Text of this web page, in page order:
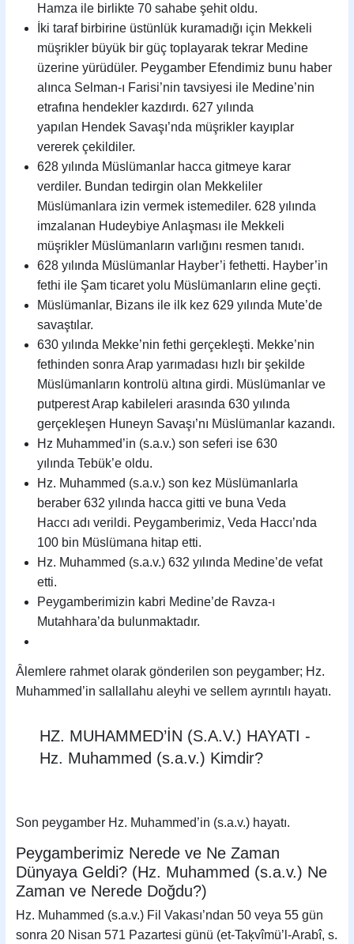
Hamza ile birlikte 70 sahabe şehit oldu.
İki taraf birbirine üstünlük kuramadığı için Mekkeli
müşrikler büyük bir güç toplayarak tekrar Medine
üzerine yürüdüler. Peygamber Efendimiz bunu haber
alınca Selman-ı Farisi’nin tavsiyesi ile Medine’nin
etrafına hendekler kazdırdı. 627 yılında
yapılan Hendek Savaşı’nda müşrikler kayıplar
vererek çekildiler.
628 yılında Müslümanlar hacca gitmeye karar
verdiler. Bundan tedirgin olan Mekkeliler
Müslümanlara izin vermek istemediler. 628 yılında
imzalanan Hudeybiye Anlaşması ile Mekkeli
müşrikler Müslümanların varlığını resmen tanıdı.
628 yılında Müslümanlar Hayber’i fethetti. Hayber’in
fethi ile Şam ticaret yolu Müslümanların eline geçti.
Müslümanlar, Bizans ile ilk kez 629 yılında Mute’de
savaştılar.
630 yılında Mekke’nin fethi gerçekleşti. Mekke’nin
fethinden sonra Arap yarımadası hızlı bir şekilde
Müslümanların kontrolü altına girdi. Müslümanlar ve
putperest Arap kabileleri arasında 630 yılında
gerçekleşen Huneyn Savaşı’nı Müslümanlar kazandı.
Hz Muhammed’in (s.a.v.) son seferi ise 630
yılında Tebük’e oldu.
Hz. Muhammed (s.a.v.) son kez Müslümanlarla
beraber 632 yılında hacca gitti ve buna Veda
Haccı adı verildi. Peygamberimiz, Veda Haccı’nda
100 bin Müslümana hitap etti.
Hz. Muhammed (s.a.v.) 632 yılında Medine’de vefat
etti.
Peygamberimizin kabri Medine’de Ravza-ı
Mutahhara’da bulunmaktadır.
Âlemlere rahmet olarak gönderilen son peygamber; Hz.
Muhammed’in sallallahu aleyhi ve sellem ayrıntılı hayatı.
HZ. MUHAMMED’İN (S.A.V.) HAYATI -
Hz. Muhammed (s.a.v.) Kimdir?
Son peygamber Hz. Muhammed’in (s.a.v.) hayatı.
Peygamberimiz Nerede ve Ne Zaman
Dünyaya Geldi? (Hz. Muhammed (s.a.v.) Ne
Zaman ve Nerede Doğdu?)
Hz. Muhammed (s.a.v.) Fil Vakası’ndan 50 veya 55 gün
sonra 20 Nisan 571 Pazartesi günü (et-Taķvîmü’l-Arabî, s.